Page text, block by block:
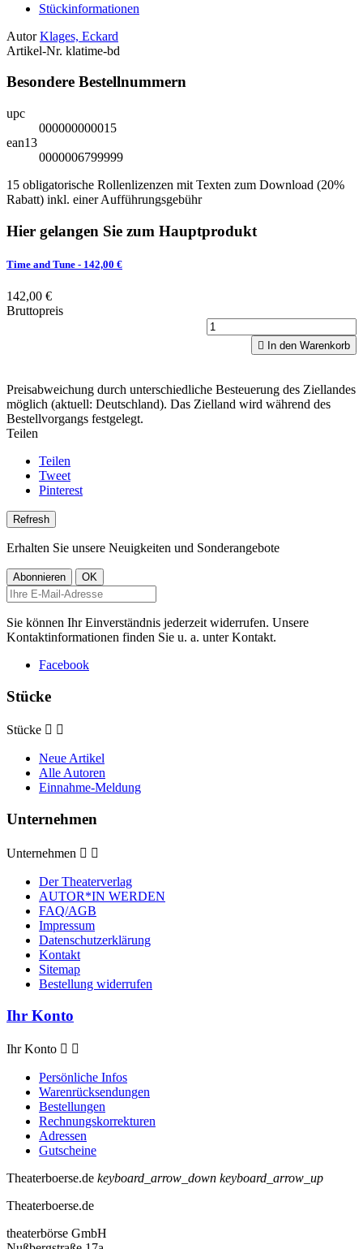
Stückinformationen
Autor Klages, Eckard
Artikel-Nr. klatime-bd
Besondere Bestellnummern
upc
000000000015
ean13
0000006799999
15 obligatorische Rollenlizenzen mit Texten zum Download (20%
Rabatt) inkl. einer Aufführungsgebühr
Hier gelangen Sie zum Hauptprodukt
Time and Tune - 142,00 €
142,00 €
Bruttopreis
 In den Warenkorb
Preisabweichung durch unterschiedliche Besteuerung des Ziellandes
möglich (aktuell: Deutschland). Das Zielland wird während des
Bestellvorgangs festgelegt.
Teilen
Teilen
Tweet
Pinterest
Erhalten Sie unsere Neuigkeiten und Sonderangebote
Sie können Ihr Einverständnis jederzeit widerrufen. Unsere
Kontaktinformationen finden Sie u. a. unter Kontakt.
Facebook
Stücke
Stücke  
Neue Artikel
Alle Autoren
Einnahme-Meldung
Unternehmen
Unternehmen  
Der Theaterverlag
AUTOR*IN WERDEN
FAQ/AGB
Impressum
Datenschutzerklärung
Kontakt
Sitemap
Bestellung widerrufen
Ihr Konto
Ihr Konto  
Persönliche Infos
Warenrücksendungen
Bestellungen
Rechnungskorrekturen
Adressen
Gutscheine
Theaterboerse.de keyboard_arrow_down keyboard_arrow_up
Theaterboerse.de
theaterbörse GmbH